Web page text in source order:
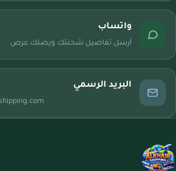
واتساب
أرسل تفاصيل شحنتك ويصلك عرض
البريد الرسمي